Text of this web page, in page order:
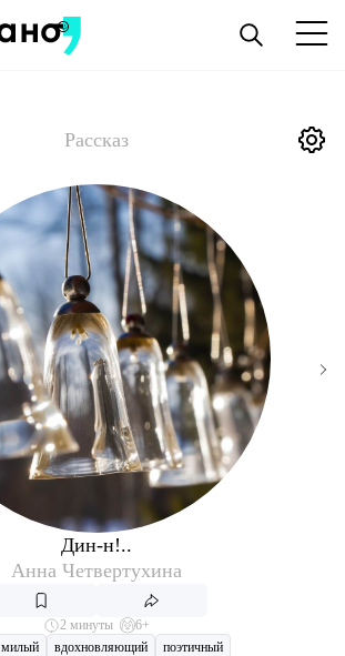
Рассказ
Дин-н!..
Анна Четвертухина
2 минуты
6+
милый вдохновляющий поэтичный